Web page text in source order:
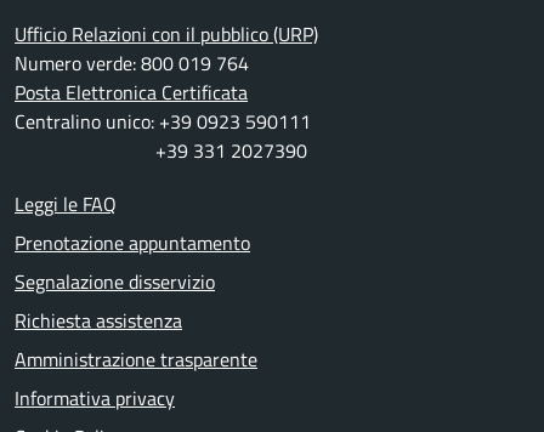
Ufficio Relazioni con il pubblico (URP)
Numero verde: 800 019 764
Posta Elettronica Certificata
Centralino unico: +39 0923 590111
+39 331 2027390
Leggi le FAQ
Prenotazione appuntamento
Segnalazione disservizio
Richiesta assistenza
Amministrazione trasparente
Informativa privacy